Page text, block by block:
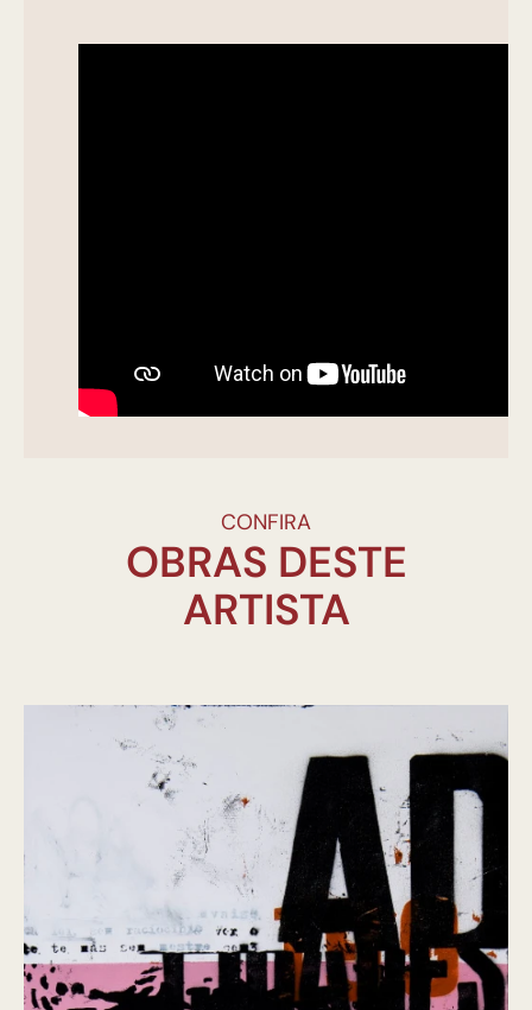
CONFIRA
OBRAS DESTE
ARTISTA